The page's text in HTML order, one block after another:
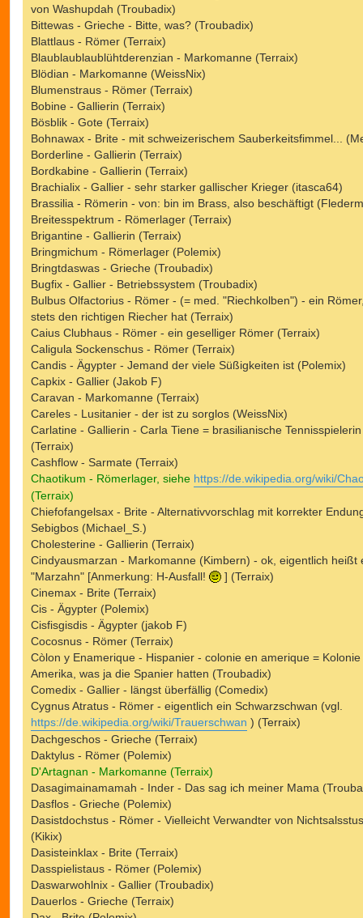
von Washupdah (Troubadix)
Bittewas - Grieche - Bitte, was? (Troubadix)
Blattlaus - Römer (Terraix)
Blaublaublaublühtderenzian - Markomanne (Terraix)
Blödian - Markomanne (WeissNix)
Blumenstraus - Römer (Terraix)
Bobine - Gallierin (Terraix)
Bösblik - Gote (Terraix)
Bohnawax - Brite - mit schweizerischem Sauberkeitsfimmel...
Borderline - Gallierin (Terraix)
Bordkabine - Gallierin (Terraix)
Brachialix - Gallier - sehr starker gallischer Krieger (itasca64)
Brassilia - Römerin - von: bin im Brass, also beschäftigt
Breitesspektrum - Römerlager (Terraix)
Brigantine - Gallierin (Terraix)
Bringmichum - Römerlager (Polemix)
Bringtdaswas - Grieche (Troubadix)
Bugfix - Gallier - Betriebssystem (Troubadix)
Bulbus Olfactorius - Römer - (= med. "Riechkolben") - ein
stets den richtigen Riecher hat (Terraix)
Caius Clubhaus - Römer - ein geselliger Römer (Terraix)
Caligula Sockenschus - Römer (Terraix)
Candis - Ägypter - Jemand der viele Süßigkeiten ist (Polemix)
Capkix - Gallier (Jakob F)
Caravan - Markomanne (Terraix)
Careles - Lusitanier - der ist zu sorglos (WeissNix)
Carlatine - Gallierin - Carla Tiene = brasilianische Tennisspielerin
(Terraix)
Cashflow - Sarmate (Terraix)
Chaotikum - Römerlager, siehe https://de.wikipedia.org/wiki/
(Terraix)
Chiefofangelsax - Brite - Alternativvorschlag mit korrekter
Sebigbos (Michael_S.)
Cholesterine - Gallierin (Terraix)
Cindyausmarzan - Markomanne (Kimbern) - ok, eigentlich heißt
"Marzahn" [Anmerkung: H-Ausfall!
] (Terraix)
Cinemax - Brite (Terraix)
Cis - Ägypter (Polemix)
Cisfisgisdis - Ägypter (jakob F)
Cocosnus - Römer (Terraix)
Còlon y Enamerique - Hispanier - colonie en amerique = Kolonie
Amerika, was ja die Spanier hatten (Troubadix)
Comedix - Gallier - längst überfällig (Comedix)
Cygnus Atratus - Römer - eigentlich ein Schwarzschwan (vgl.
https://de.wikipedia.org/wiki/Trauerschwan ) (Terraix)
Dachgeschos - Grieche (Terraix)
Daktylus - Römer (Polemix)
D'Artagnan - Markomanne (Terraix)
Dasagimainamamah - Inder - Das sag ich meiner Mama
Dasflos - Grieche (Polemix)
Dasistdochstus - Römer - Vielleicht Verwandter von
(Kikix)
Dasisteinklax - Brite (Terraix)
Dasspielistaus - Römer (Polemix)
Daswarwohlnix - Gallier (Troubadix)
Dauerlos - Grieche (Terraix)